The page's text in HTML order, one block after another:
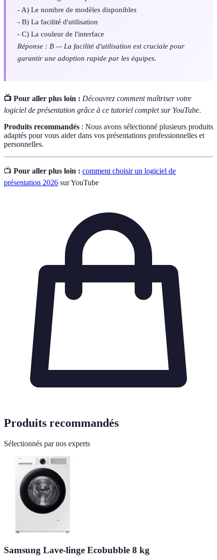
- A) Le nombre de modèles disponibles
- B) La facilité d'utilisation
- C) La couleur de l'interface
Réponse : B — La facilité d'utilisation est cruciale pour
garantir une adoption rapide par les équipes.
📺 Pour aller plus loin : Découvrez comment maîtriser votre
logiciel de présentation grâce à ce tutoriel complet sur YouTube.
Produits recommandés : Nous avons sélectionné plusieurs produits
adaptés pour vous aider dans vos présentations professionnelles et
personnelles.
📺 Pour aller plus loin : comment choisir un logiciel de
présentation 2026 sur YouTube
Produits recommandés
Sélectionnés par nos experts
Samsung Lave-linge Ecobubble 8 kg